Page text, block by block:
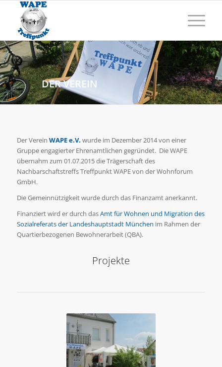
DER VEREIN
Der Verein WAPE e.V. wurde im Dezember 2014 von einer
Gruppe engagierter Ehrenamtlichen gegründet. Die WAPE
übernahm zum 01.07.2015 die Trägerschaft des
Nachbarschaftstreffs Treffpunkt WAPE von der Wohnforum
GmbH.
Die Gemeinnützigkeit wurde durch das Finanzamt anerkannt.
Finanziert wird er durch dasAmt für Wohnen und Migration des
Sozialreferats der Landeshauptstadt München im Rahmen der
Quartierbezogenen Bewohnerarbeit (QBA).
Projekte